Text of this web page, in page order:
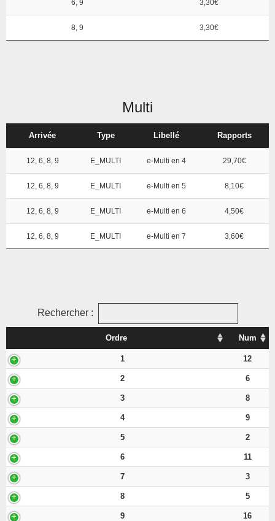
6, 9 3,30€
8, 9 3,30€
Multi
Arrivée Type Libellé Rapports
12, 6, 8, 9 E_MULTI e-Multi en 4 29,70€
12, 6, 8, 9 E_MULTI e-Multi en 5 8,10€
12, 6, 8, 9 E_MULTI e-Multi en 6 4,50€
12, 6, 8, 9 E_MULTI e-Multi en 7 3,60€
Rechercher :
Ordre Num
1 12
2 6
3 8
4 9
5 2
6 11
7 3
8 5
9 16